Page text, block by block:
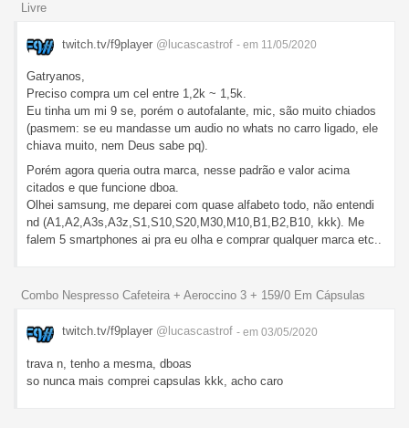
Livre
twitch.tv/f9player @lucascastrof - em 11/05/2020
Gatryanos,
Preciso compra um cel entre 1,2k ~ 1,5k.
Eu tinha um mi 9 se, porém o autofalante, mic, são muito chiados
(pasmem: se eu mandasse um audio no whats no carro ligado, ele
chiava muito, nem Deus sabe pq).
Porém agora queria outra marca, nesse padrão e valor acima
citados e que funcione dboa.
Olhei samsung, me deparei com quase alfabeto todo, não entendi
nd (A1,A2,A3s,A3z,S1,S10,S20,M30,M10,B1,B2,B10, kkk). Me
falem 5 smartphones ai pra eu olha e comprar qualquer marca etc..
Combo Nespresso Cafeteira + Aeroccino 3 + 159/0 Em Cápsulas
twitch.tv/f9player @lucascastrof - em 03/05/2020
trava n, tenho a mesma, dboas
so nunca mais comprei capsulas kkk, acho caro